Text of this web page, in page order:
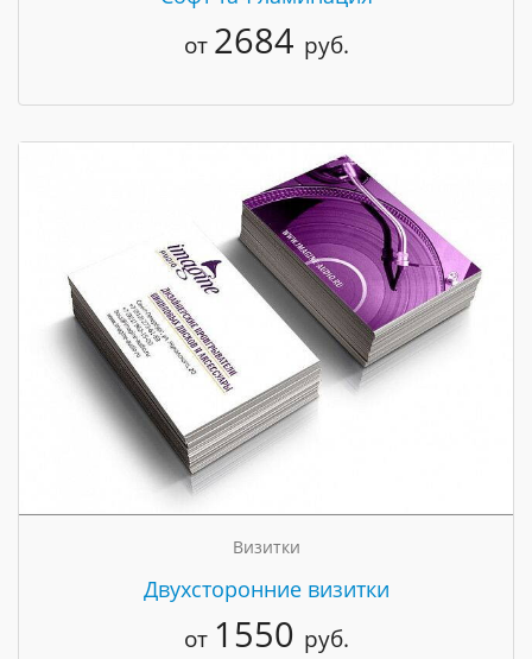
от 2684 руб.
Визитки
Двухсторонние визитки
от 1550 руб.